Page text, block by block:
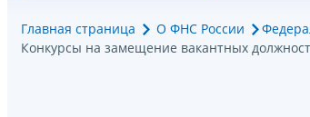
Главная страница О ФНС России
Конкурсы на замещение вакантных